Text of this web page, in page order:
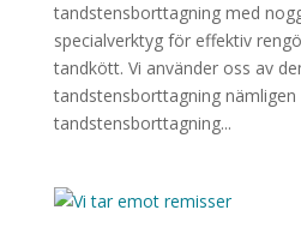
tandstensborttagning med
specialverktyg för effektiv
tandkött. Vi använder oss av
tandstensborttagning
tandstensborttagning...